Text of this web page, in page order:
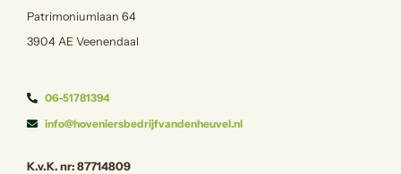
Patrimoniumlaan 64
3904 AE Veenendaal
06-51781394
info@hoveniersbedrijfvandenheuvel.nl
K.v.K. nr: 87714809